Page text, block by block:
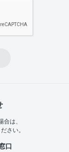
は、
さい。
口